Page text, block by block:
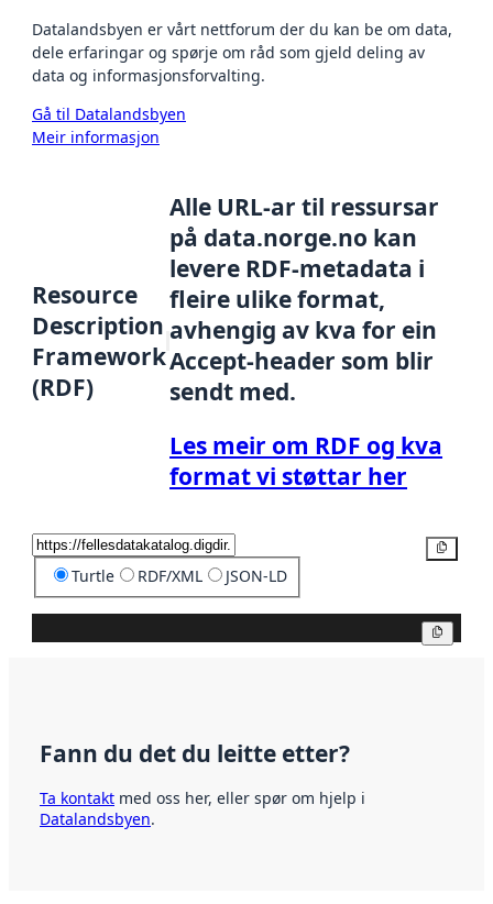
Datalandsbyen er vårt nettforum der du kan be om data,
dele erfaringar og spørje om råd som gjeld deling av
data og informasjonsforvalting.
Gå til Datalandsbyen
Meir informasjon
Resource
Description
Framework
(RDF)
Alle URL-ar til ressursar
på data.norge.no kan
levere RDF-metadata i
fleire ulike format,
avhengig av kva for ein
Accept-header som blir
sendt med.
Les meir om RDF og kva
format vi støttar her
Turtle RDF/XML JSON-LD
Fann du det du leitte etter?
Ta kontakt med oss her, eller spør om hjelp i
Datalandsbyen.